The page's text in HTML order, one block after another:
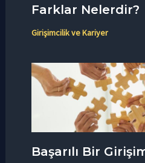
Farklar Nelerdir?
Girişimcilik ve Kariyer
Başarılı Bir